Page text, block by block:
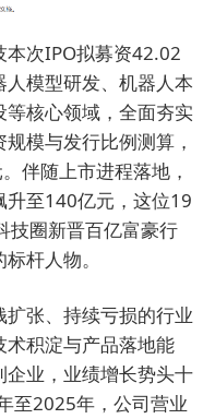
本次IPO拟募资42.02
模型研发、机器人本
核心领域，全面夯实
模与发行比例测算，
伴随上市进程落地，
升至140亿元，这位19
技圈新晋百亿富豪行
杆人物。
张、持续亏损的行业
积淀与产品落地能
业，业绩增长势头十
至2025年，公司营业